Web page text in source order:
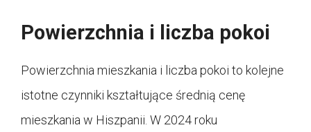
Powierzchnia i liczba pokoi
Powierzchnia mieszkania i liczba pokoi to kolejne
istotne czynniki kształtujące średnią cenę
mieszkania w Hiszpanii. W 2024 roku